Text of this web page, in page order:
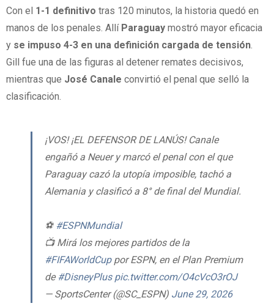
Con el 1-1 definitivo tras 120 minutos, la historia quedó en
manos de los penales. Allí Paraguay mostró mayor eficacia
y se impuso 4-3 en una definición cargada de tensión.
Gill fue una de las figuras al detener remates decisivos,
mientras que José Canale convirtió el penal que selló la
clasificación.
¡VOS! ¡EL DEFENSOR DE LANÚS! Canale
engañó a Neuer y marcó el penal con el que
Paraguay cazó la utopía imposible, tachó a
Alemania y clasificó a 8° de final del Mundial.
⚽ #ESPNMundial
📺 Mirá los mejores partidos de la
#FIFAWorldCuppor ESPN, en el Plan Premium
de #DisneyPlus pic.twitter.com/O4cVcO3rOJ
— SportsCenter (@SC_ESPN) June 29, 2026